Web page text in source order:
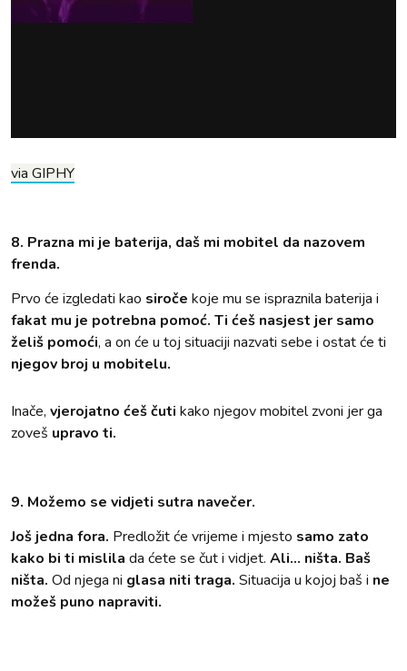
via GIPHY
8. Prazna mi je baterija, daš mi mobitel da nazovem
frenda.
Prvo će izgledati kao siroče koje mu se ispraznila baterija i
fakat mu je potrebna pomoć. Ti ćeš nasjest jer samo
želiš pomoći, a on će u toj situaciji nazvati sebe i ostat će ti
njegov broj u mobitelu.
Inače, vjerojatno ćeš čuti kako njegov mobitel zvoni jer ga
zoveš upravo ti.
9. Možemo se vidjeti sutra navečer.
Još jedna fora. Predložit će vrijeme i mjesto samo zato
kako bi ti mislila da ćete se čut i vidjet. Ali... ništa. Baš
ništa. Od njega ni glasa niti traga. Situacija u kojoj baš i ne
možeš puno napraviti.